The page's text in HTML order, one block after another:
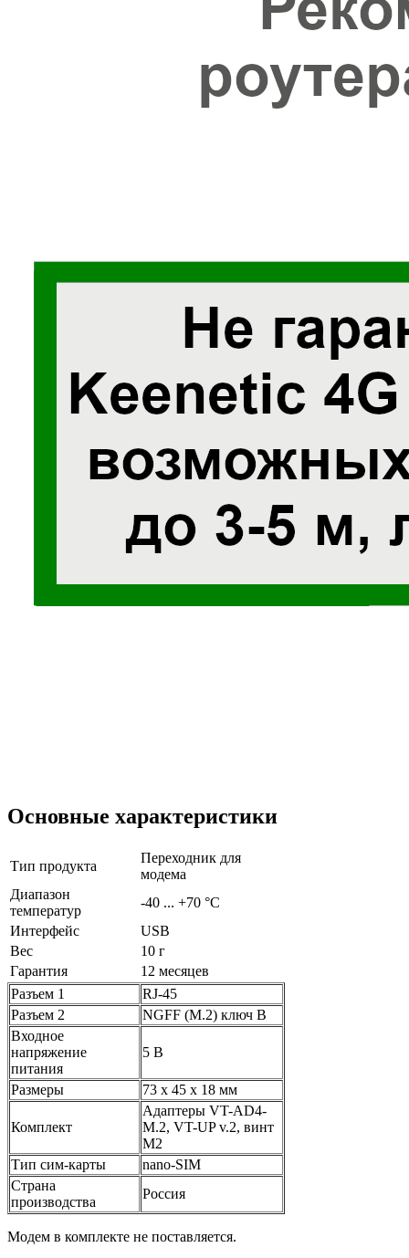
Основные характеристики
Тип продукта
Переходник для
модема
Диапазон
температур
-40 ... +70 °C
Интерфейс
USB
Вес
10 г
Гарантия
12 месяцев
Разъем 1
RJ-45
Разъем 2
NGFF (M.2) ключ B
Входное
напряжение
питания
5 В
Размеры 73 x 45 x 18 мм
Комплект
Адаптеры VT-AD4-
M.2, VT-UP v.2, винт
М2
Тип сим-карты
nano-SIM
Страна
производства
Россия
Модем в комплекте не поставляется.